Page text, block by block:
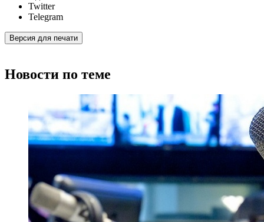
Twitter
Telegram
Версия для печати
Новости по теме